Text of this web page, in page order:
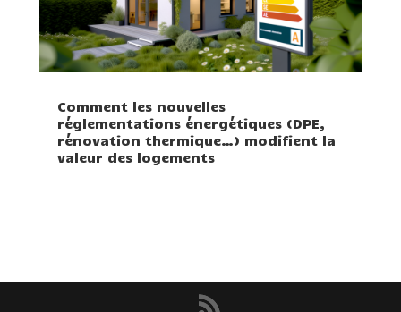
Comment les nouvelles
réglementations énergétiques (DPE,
rénovation thermique…) modifient la
valeur des logements